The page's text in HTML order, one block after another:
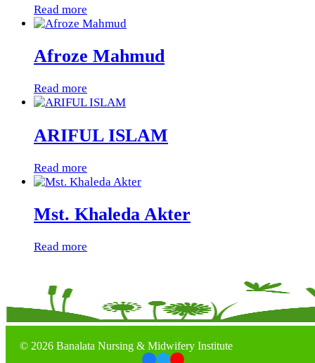
Read more
Afroze Mahmud
Read more
ARIFUL ISLAM
Read more
Mst. Khaleda Akter
Read more
© 2026 Banalata Nursing & Midwifery Institute